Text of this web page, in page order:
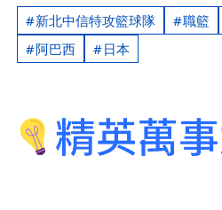
新北中信特攻籃球隊 職籃
阿巴西
日本